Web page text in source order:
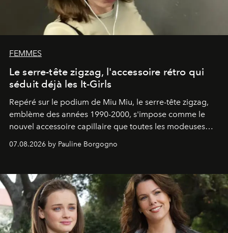
FEMMES
Le serre-tête zigzag, l'accessoire rétro qui
séduit déjà les It-Girls
Repéré sur le podium de Miu Miu, le serre-tête zigzag,
emblème des années 1990-2000, s'impose comme le
nouvel accessoire capillaire que toutes les modeuses
s'arrachent déjà.
07.08.2026 by Pauline Borgogno